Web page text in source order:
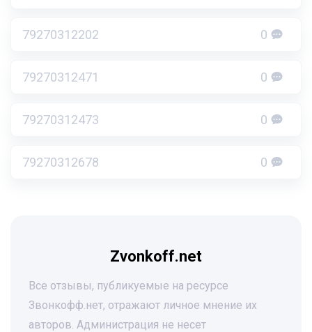
79270312202 0
79270312471 0
79270312473 0
79270312678 0
Zvonkoff.net
Все отзывы, публикуемые на ресурсе
Звонкофф.нет, отражают личное мнение их
авторов. Администрация не несет